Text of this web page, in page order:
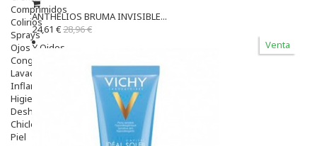
Comprimidos
Colirios
Sprays
Ojos Y Oidos
Congestión
Lavado Ojos
Inflamación Del Oido (otitis)
Higiene Oido
Deshabituación Tabaquismo
Chicles
Piel
ANTHELIOS BRUMA INVISIBLE...
24,61 €28,96 €
Venta